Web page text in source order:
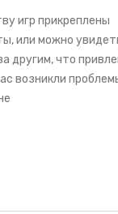
игр прикреплены
или можно
другим, что
возникли